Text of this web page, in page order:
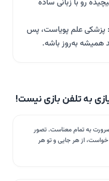
رو با زبانی ساده
پزشکی علم پویاست، پس
همیشه به‌روز باشه.
به تلفن بازی نیست!
به تمام معناست. تصور
از هر جایی و تو هر